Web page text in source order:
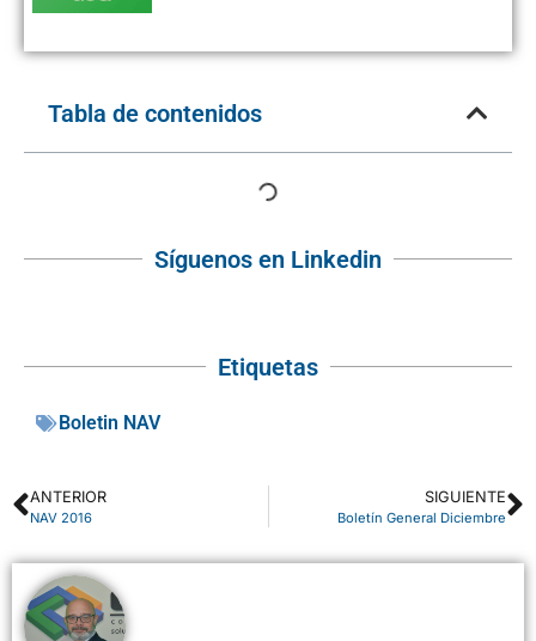
Tabla de contenidos
Síguenos en Linkedin
Etiquetas
Boletin NAV
ANTERIOR
NAV 2016
SIGUIENTE
Boletín General Diciembre